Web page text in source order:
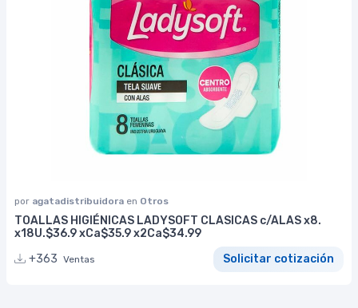
por agatadistribuidora en Otros
TOALLAS HIGIÉNICAS LADYSOFT CLASICAS c/ALAS x8.
x18U.$36.9 xCa$35.9 x2Ca$34.99
+363 Ventas Solicitar cotización